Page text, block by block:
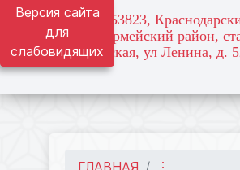
Версия сайта
для
слабовидящих
адрес: 353823,
Красноармейский район,
Марьянская, ул Ленина, д.
ГЛАВНАЯ
⋮